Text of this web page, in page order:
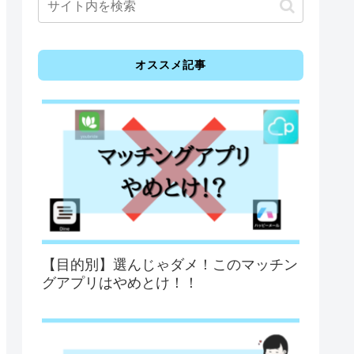
オススメ記事
【目的別】選んじゃダメ！このマッチン
グアプリはやめとけ！！